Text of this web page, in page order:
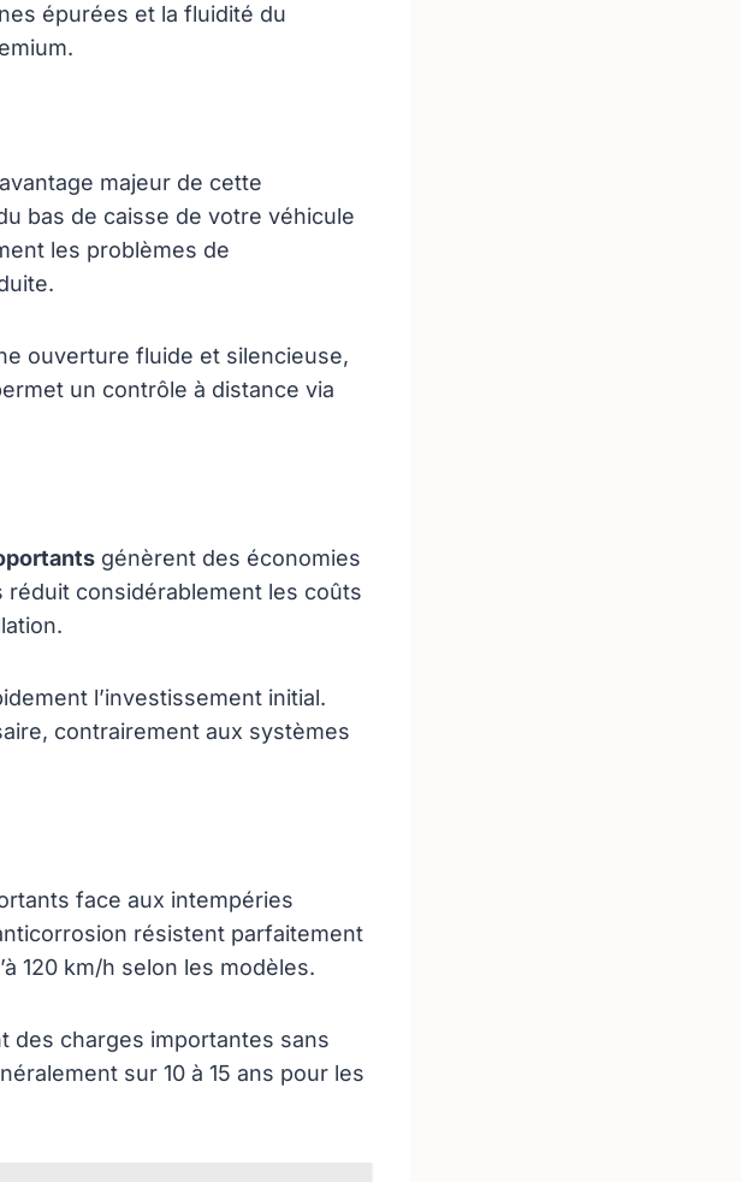
épurées et la fluidité du
majeur de cette
bas de caisse de votre véhicule
les problèmes de
ouverture fluide et silencieuse,
un contrôle à distance via
génèrent des économies
réduit considérablement les coûts
l’investissement initial.
contrairement aux systèmes
face aux intempéries
résistent parfaitement
120 km/h selon les modèles.
des charges importantes sans
sur 10 à 15 ans pour les